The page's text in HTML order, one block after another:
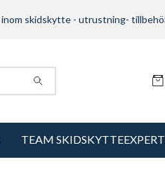
skidskytte - utrustning-
TEAM